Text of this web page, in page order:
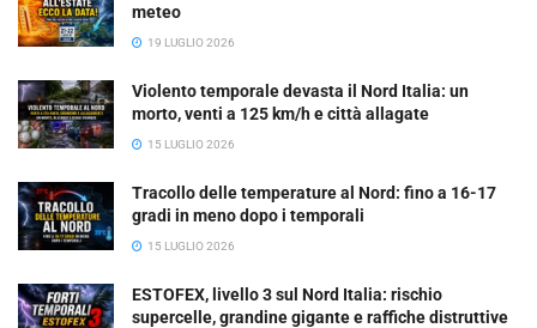
meteo
19 LUGLIO 2026
Violento temporale devasta il Nord Italia: un
morto, venti a 125 km/h e città allagate
15 LUGLIO 2026
Tracollo delle temperature al Nord: fino a 16-17
gradi in meno dopo i temporali
15 LUGLIO 2026
ESTOFEX, livello 3 sul Nord Italia: rischio
supercelle, grandine gigante e raffiche distruttive